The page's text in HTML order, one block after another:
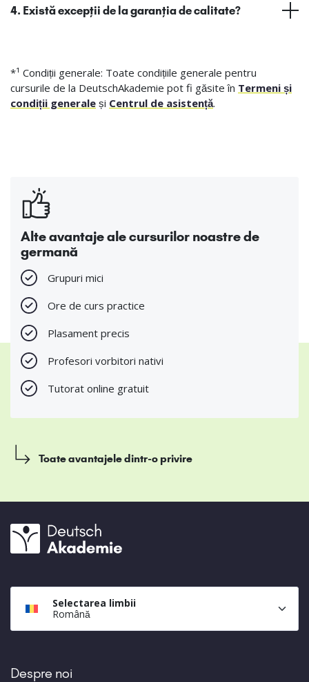
4. Există excepții de la garanția de calitate?
*¹ Condiții generale: Toate condițiile generale pentru
cursurile de la DeutschAkademie pot fi găsite în Termeni și
condiții generale și Centrul de asistență.
Alte avantaje ale cursurilor noastre de
germană
Grupuri mici
Ore de curs practice
Plasament precis
Profesori vorbitori nativi
Tutorat online gratuit
Toate avantajele dintr-o privire
Selectarea limbii
Română
Despre noi